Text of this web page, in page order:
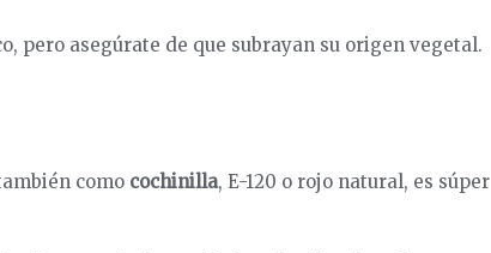
pero asegúrate de que subrayan su origen vegetal.
como cochinilla, E-120 o rojo natural, es súper